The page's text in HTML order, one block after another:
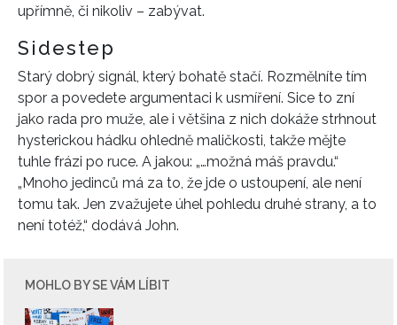
upřímně, či nikoliv – zabývat.
Sidestep
Starý dobrý signál, který bohatě stačí. Rozmělníte tím
spor a povedete argumentaci k usmíření. Sice to zní
jako rada pro muže, ale i většina z nich dokáže strhnout
hysterickou hádku ohledně maličkosti, takže mějte
tuhle frázi po ruce. A jakou: „…možná máš pravdu.“
„Mnoho jedinců má za to, že jde o ustoupení, ale není
tomu tak. Jen zvažujete úhel pohledu druhé strany, a to
není totéž,“ dodává John.
MOHLO BY SE VÁM LÍBIT